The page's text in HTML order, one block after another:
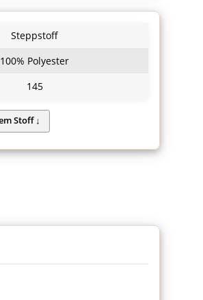
Steppstoff
100% Polyester
145